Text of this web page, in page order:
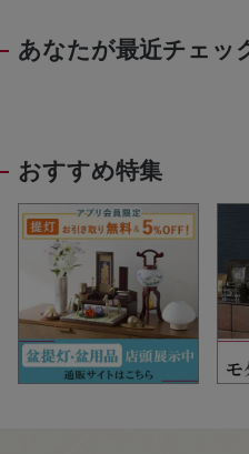
あなたが最近チェッ
おすすめ特集